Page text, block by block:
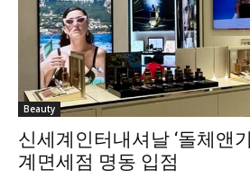
Beauty
신세계인터내셔날 ‘돌체앤
계면세점 명동 입점